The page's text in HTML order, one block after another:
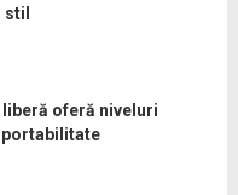
stil
oferă niveluri